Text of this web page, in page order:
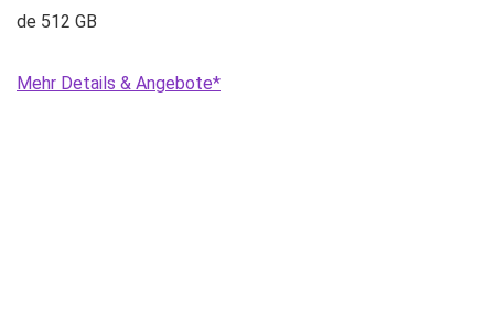
de 512 GB
Mehr Details & Angebote*